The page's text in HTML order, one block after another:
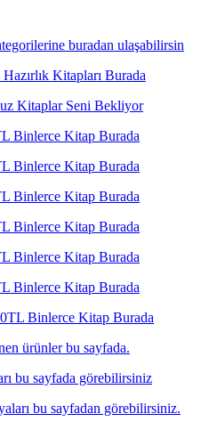
buradan ulaşabilirsin
Kitapları Burada
Kitaplar Seni Bekliyor
Binlerce Kitap Burada
Binlerce Kitap Burada
Binlerce Kitap Burada
Binlerce Kitap Burada
Binlerce Kitap Burada
Binlerce Kitap Burada
Binlerce Kitap Burada
ürünler bu sayfada.
bu sayfada görebilirsiniz
bu sayfadan görebilirsiniz.